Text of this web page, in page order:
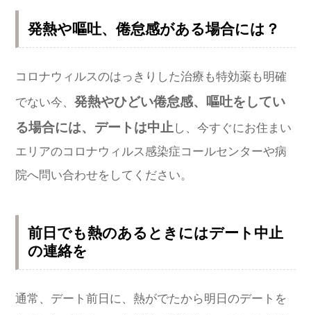
発熱や嘔吐、倦怠感がある場合には？
コロナウィルスのはっきりした治療も特効薬も明確
でない今、 発熱やひどい倦怠感、嘔吐をしてい
る場合には、デートは中止 し、今すぐにお住まい
エリアのコロナウィルス感染症コールセンターや病
院へ問い合わせをしてください。
前日でも熱のあるときにはデート中止
の連絡を
通常、デート前日に、熱がでたから明日のデートを